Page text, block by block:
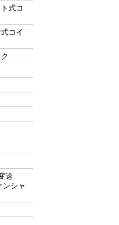
式コ
コイ
速
ンシャ